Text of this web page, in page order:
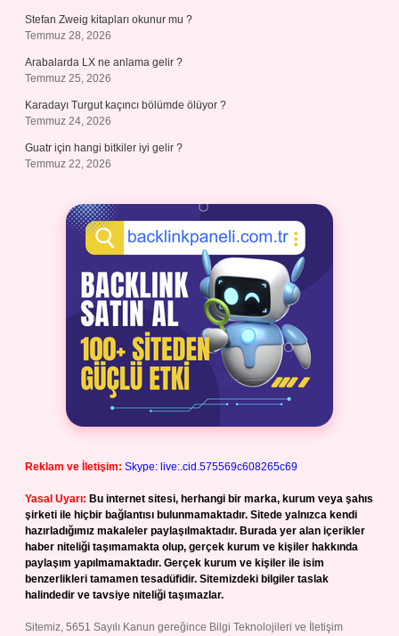
Stefan Zweig kitapları okunur mu ?
Temmuz 28, 2026
Arabalarda LX ne anlama gelir ?
Temmuz 25, 2026
Karadayı Turgut kaçıncı bölümde ölüyor ?
Temmuz 24, 2026
Guatr için hangi bitkiler iyi gelir ?
Temmuz 22, 2026
Reklam ve İletişim: Skype: live:.cid.575569c608265c69
Yasal Uyarı: Bu internet sitesi, herhangi bir marka, kurum veya şahıs
şirketi ile hiçbir bağlantısı bulunmamaktadır. Sitede yalnızca kendi
hazırladığımız makaleler paylaşılmaktadır. Burada yer alan içerikler
haber niteliği taşımamakta olup, gerçek kurum ve kişiler hakkında
paylaşım yapılmamaktadır. Gerçek kurum ve kişiler ile isim
benzerlikleri tamamen tesadüfidir. Sitemizdeki bilgiler taslak
halindedir ve tavsiye niteliği taşımazlar.
Sitemiz, 5651 Sayılı Kanun gereğince Bilgi Teknolojileri ve İletişim